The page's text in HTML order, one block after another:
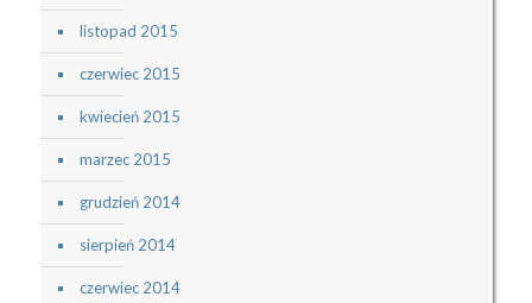
listopad 2015
czerwiec 2015
kwiecień 2015
marzec 2015
grudzień 2014
sierpień 2014
czerwiec 2014